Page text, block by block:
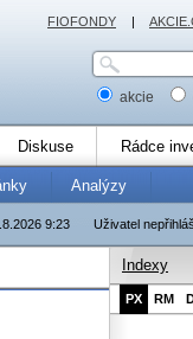
akcie
Diskuse Rádce
Analýzy
Uživatel
9:23
Indexy
PX RM
FIOFONDY |